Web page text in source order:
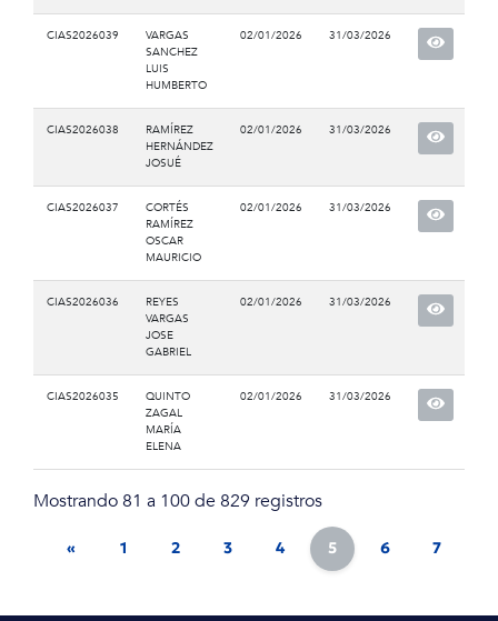
CIAS2026039
VARGAS
SANCHEZ
LUIS
HUMBERTO
02/01/2026 31/03/2026
CIAS2026038
RAMÍREZ
HERNÁNDEZ
JOSUÉ
02/01/2026 31/03/2026
CIAS2026037
CORTÉS
RAMÍREZ
OSCAR
MAURICIO
02/01/2026 31/03/2026
CIAS2026036
REYES
VARGAS
JOSE
GABRIEL
02/01/2026 31/03/2026
CIAS2026035
QUINTO
ZAGAL
MARÍA
ELENA
02/01/2026 31/03/2026
Mostrando 81 a 100 de 829 registros
« 1 2 3 4 5 6 7